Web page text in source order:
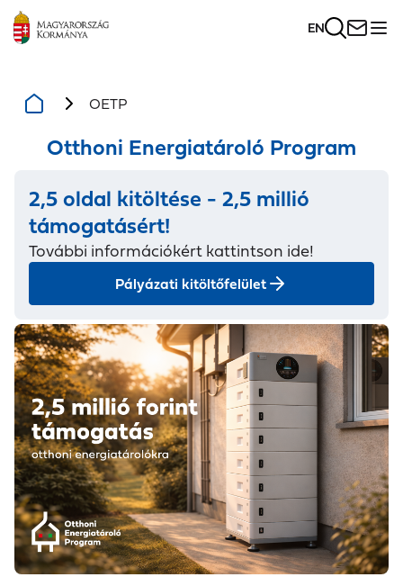
EN
OETP
Otthoni Energiatároló Program
2,5 oldal kitöltése - 2,5 millió
támogatásért!
További információkért kattintson ide!
Pályázati kitöltőfelület